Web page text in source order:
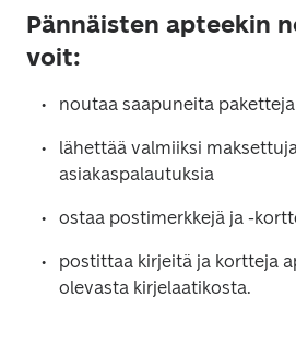
Pännäisten apteekin
voit:
lähettää valmiiksi
postittaa kirjeitä ja kortteja